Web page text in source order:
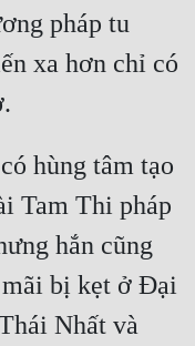
pháp tu
xa hơn chỉ có
hùng tâm tạo
Tam Thi pháp
hắn cũng
mãi bị kẹt ở Đại
Nhất và